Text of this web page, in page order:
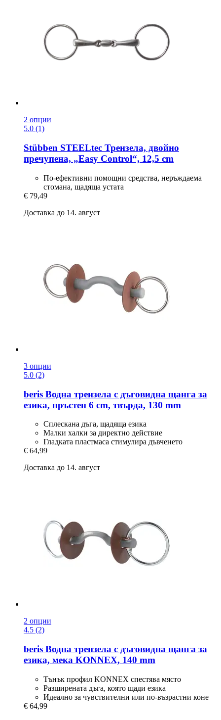
2 опции
5.0 (1)
Stübben STEELtec Трензела, двойно
пречупена, „Easy Control“, 12,5 cm
По-ефективни помощни средства, неръждаема
стомана, щадяща устата
€ 79,49
Доставка до 14. август
3 опции
5.0 (2)
beris Водна трензела с дъговидна щанга за
езика, пръстен 6 cm, твърда, 130 mm
Сплескана дъга, щадяща езика
Малки халки за директно действие
Гладката пластмаса стимулира дъвченето
€ 64,99
Доставка до 14. август
2 опции
4.5 (2)
beris Водна трензела с дъговидна щанга за
езика, мека KONNEX, 140 mm
Тънък профил KONNEX спестява място
Разширената дъга, която щади езика
Идеално за чувствителни или по-възрастни коне
€ 64,99